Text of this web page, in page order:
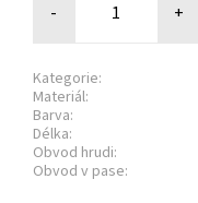
- +
Kategorie:
Materiál:
Barva:
Délka:
Obvod hrudi:
Obvod v pase: